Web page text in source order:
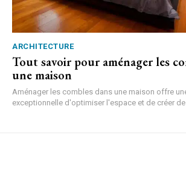
ARCHITECTURE
Tout savoir pour aménager les
une maison
Aménager les combles dans une maison offre
exceptionnelle d'optimiser l'espace et de créer de